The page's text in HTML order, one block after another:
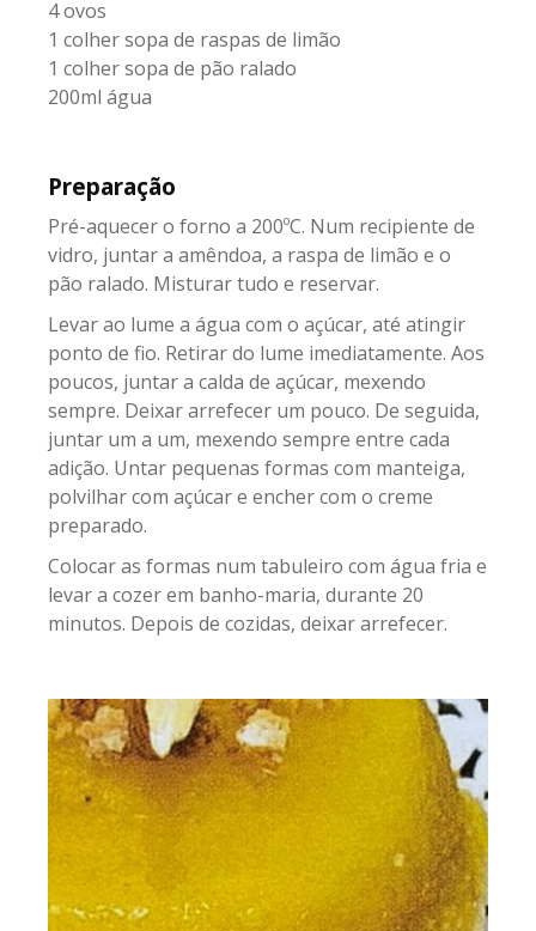
4 ovos
1 colher sopa de raspas de limão
1 colher sopa de pão ralado
200ml água
Preparação
Pré-aquecer o forno a 200ºC. Num recipiente de
vidro, juntar a amêndoa, a raspa de limão e o
pão ralado. Misturar tudo e reservar.
Levar ao lume a água com o açúcar, até atingir
ponto de fio. Retirar do lume imediatamente. Aos
poucos, juntar a calda de açúcar, mexendo
sempre. Deixar arrefecer um pouco. De seguida,
juntar um a um, mexendo sempre entre cada
adição. Untar pequenas formas com manteiga,
polvilhar com açúcar e encher com o creme
preparado.
Colocar as formas num tabuleiro com água fria e
levar a cozer em banho-maria, durante 20
minutos. Depois de cozidas, deixar arrefecer.